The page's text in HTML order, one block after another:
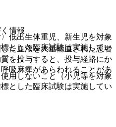
情報
た血液を大量輸血された患者
を投与すると、投与経路にか
吸麻痺があらわれることがあ
低出生体重児、新生児を対象
とした臨床試験は実施してい
用しないこと（小児等を対象
とした臨床試験は実施してい